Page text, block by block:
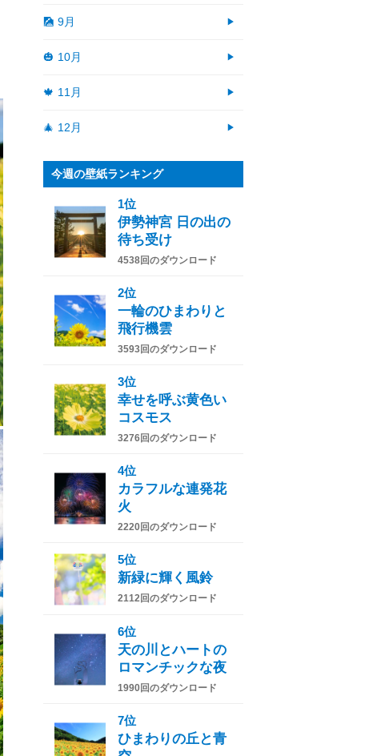
🎑 9月
🎃 10月
🍁 11月
🎄 12月
今週の壁紙ランキング
1位
伊勢神宮 日の出の
待ち受け
4538回のダウンロード
2位
一輪のひまわりと
飛行機雲
3593回のダウンロード
3位
幸せを呼ぶ黄色い
コスモス
3276回のダウンロード
4位
カラフルな連発花
火
2220回のダウンロード
5位
新緑に輝く風鈴
2112回のダウンロード
6位
天の川とハートの
ロマンチックな夜
1990回のダウンロード
7位
ひまわりの丘と青